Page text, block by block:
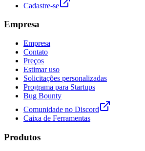
Cadastre-se
Empresa
Empresa
Contato
Preços
Estimar uso
Solicitações personalizadas
Programa para Startups
Bug Bounty
Comunidade no Discord
Caixa de Ferramentas
Produtos